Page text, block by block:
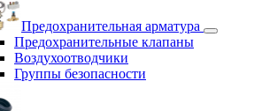
Предохранительная арматура
Предохранительные клапаны
Воздухоотводчики
Группы безопасности